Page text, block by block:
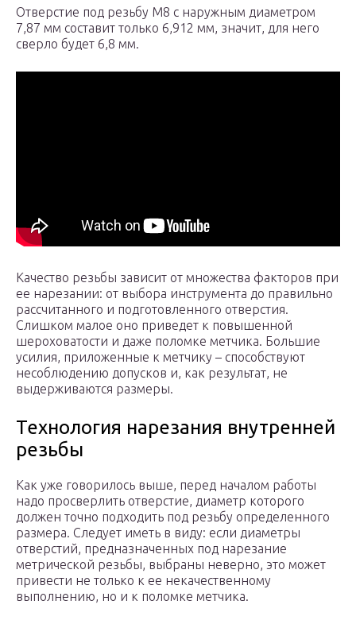
Отверстие под резьбу М8 с наружным диаметром
7,87 мм составит только 6,912 мм, значит, для него
сверло будет 6,8 мм.
Качество резьбы зависит от множества факторов при
ее нарезании: от выбора инструмента до правильно
рассчитанного и подготовленного отверстия.
Слишком малое оно приведет к повышенной
шероховатости и даже поломке метчика. Большие
усилия, приложенные к метчику – способствуют
несоблюдению допусков и, как результат, не
выдерживаются размеры.
Технология нарезания внутренней
резьбы
Как уже говорилось выше, перед началом работы
надо просверлить отверстие, диаметр которого
должен точно подходить под резьбу определенного
размера. Следует иметь в виду: если диаметры
отверстий, предназначенных под нарезание
метрической резьбы, выбраны неверно, это может
привести не только к ее некачественному
выполнению, но и к поломке метчика.